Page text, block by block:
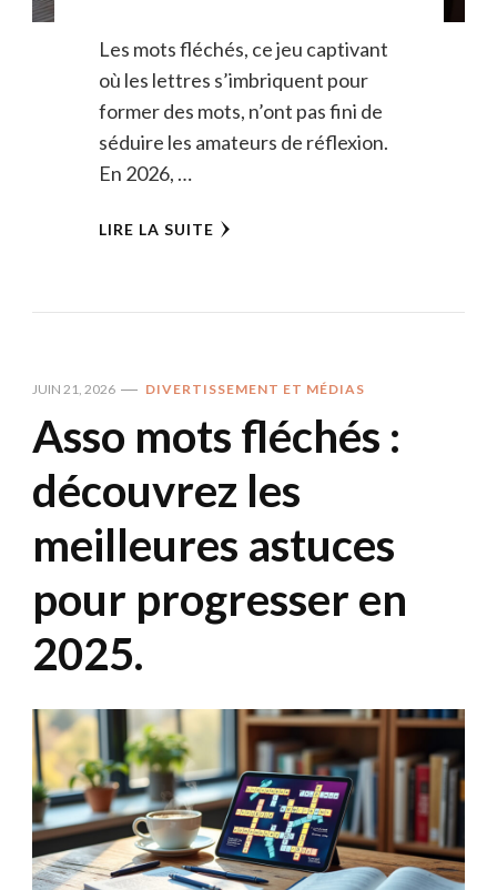
Les mots fléchés, ce jeu captivant
où les lettres s’imbriquent pour
former des mots, n’ont pas fini de
séduire les amateurs de réflexion.
En 2026, …
LIRE LA SUITE
JUIN 21, 2026 DIVERTISSEMENT ET MÉDIAS
Asso mots fléchés :
découvrez les
meilleures astuces
pour progresser en
2025.